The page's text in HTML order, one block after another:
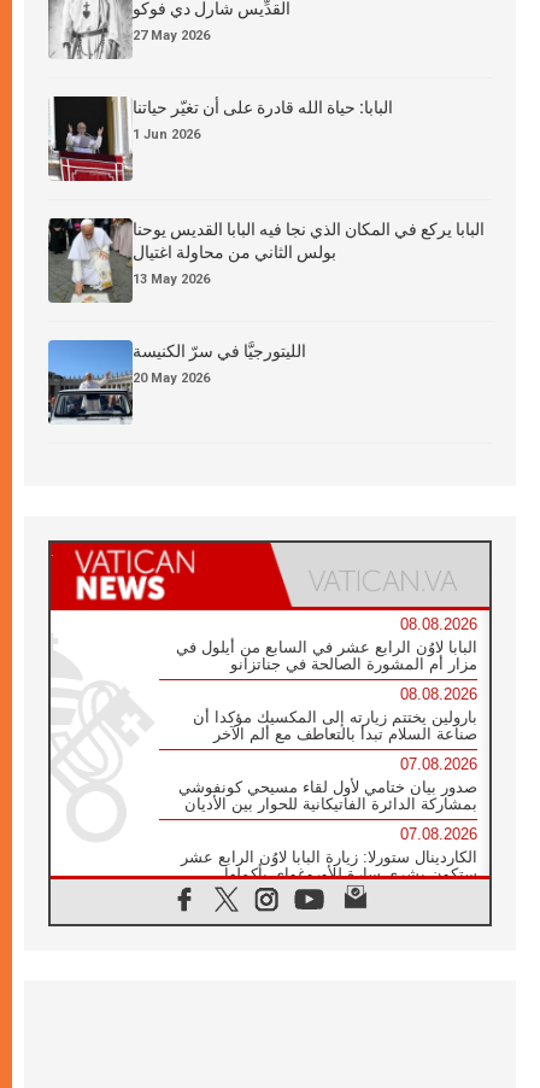
القدِّيس شارل دي فوكو
27 May 2026
البابا: حياة الله قادرة على أن تغيّر حياتنا
1 Jun 2026
البابا يركع في المكان الذي نجا فيه البابا القديس يوحنا
بولس الثاني من محاولة اغتيال
13 May 2026
الليتورجيَّا في سرّ الكنيسة
20 May 2026
08.08.2026
البابا لاوُن الرابع عشر في السابع من أيلول في
مزار أم المشورة الصالحة في جناتزانو
08.08.2026
بارولين يختتم زيارته إلى المكسيك مؤكدا أن
صناعة السلام تبدأ بالتعاطف مع ألم الآخر
07.08.2026
صدور بيان ختامي لأول لقاء مسيحي كونفوشي
بمشاركة الدائرة الفاتيكانية للحوار بين الأديان
07.08.2026
الكاردينال ستورلا: زيارة البابا لاوُن الرابع عشر
ستكون بشرى سارة للأوروغواي بأكملها
الفاتيكان يعلن برنامج الزيارة الرسولية للبابا لاوُن